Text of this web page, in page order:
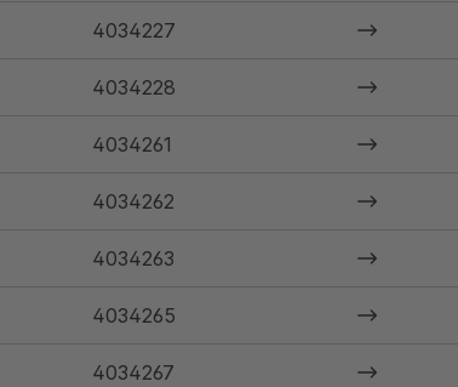
4034227
4034228
4034261
4034262
4034263
4034265
4034267